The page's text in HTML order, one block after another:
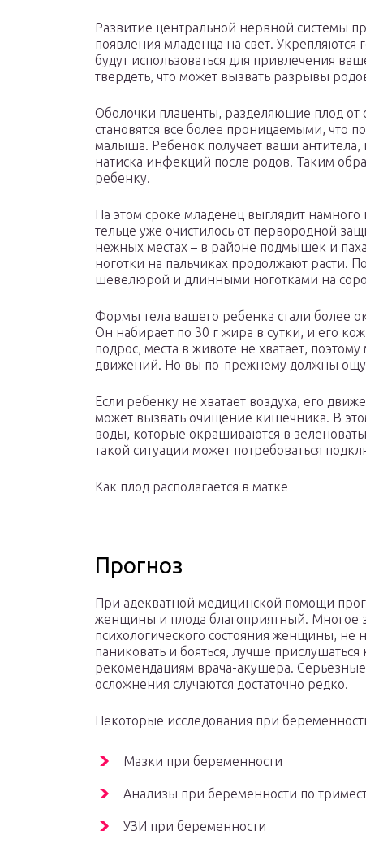
Развитие центральной нервной системы
появления младенца на свет. Укрепляются
будут использоваться для привлечения
твердеть, что может вызвать разрывы
Оболочки плаценты, разделяющие плод
становятся все более проницаемыми, что
малыша. Ребенок получает ваши
натиска инфекций после родов. Таким
ребенку.
На этом сроке младенец выглядит намного
тельце уже очистилось от первородной
нежных местах – в районе подмышек и
ноготки на пальчиках продолжают расти.
шевелюрой и длинными ноготками на
Формы тела вашего ребенка стали более
Он набирает по 30 г жира в сутки, и его
подрос, места в животе не хватает,
движений. Но вы по-прежнему должны
Если ребенку не хватает воздуха, его
может вызвать очищение кишечника. В
воды, которые окрашиваются в
такой ситуации может потребоваться
Как плод располагается в матке
Прогноз
При адекватной медицинской помощи
женщины и плода благоприятный. Многое
психологического состояния женщины, не
паниковать и бояться, лучше прислушаться
рекомендациям врача-акушера. Серьезные
осложнения случаются достаточно редко.
Некоторые исследования при
Мазки при беременности
Анализы при беременности по
УЗИ при беременности